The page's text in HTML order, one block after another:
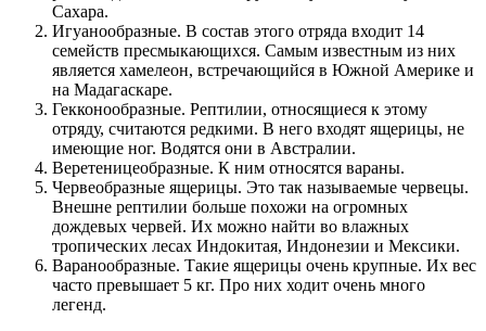
Сахара.
Игуанообразные. В состав этого отряда входит 14
семейств пресмыкающихся. Самым известным из них
является хамелеон, встречающийся в Южной Америке и
на Мадагаскаре.
Гекконообразные. Рептилии, относящиеся к этому
отряду, считаются редкими. В него входят ящерицы, не
имеющие ног. Водятся они в Австралии.
Веретеницеобразные. К ним относятся вараны.
Червеобразные ящерицы. Это так называемые червецы.
Внешне рептилии больше похожи на огромных
дождевых червей. Их можно найти во влажных
тропических лесах Индокитая, Индонезии и Мексики.
Варанообразные. Такие ящерицы очень крупные. Их вес
часто превышает 5 кг. Про них ходит очень много
легенд.